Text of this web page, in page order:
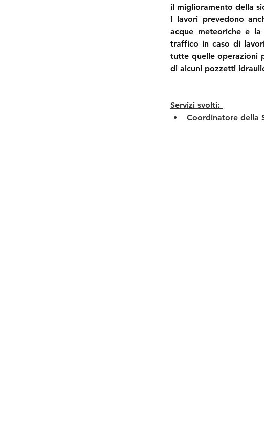
il miglioramento della
I lavori prevedono
acque meteoriche e
traffico in caso di
tutte quelle operazioni
di alcuni pozzetti
Servizi svolti:
Coordinatore della